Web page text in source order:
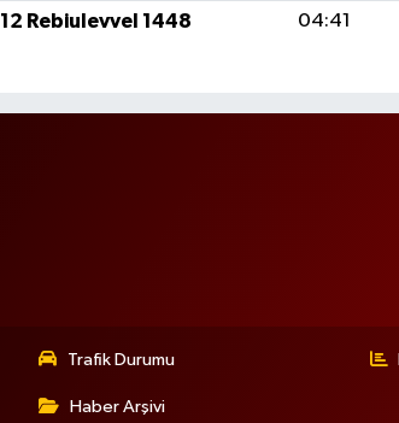
12 Rebiulevvel 1448 04:41
Trafik Durumu
Haber Arşivi